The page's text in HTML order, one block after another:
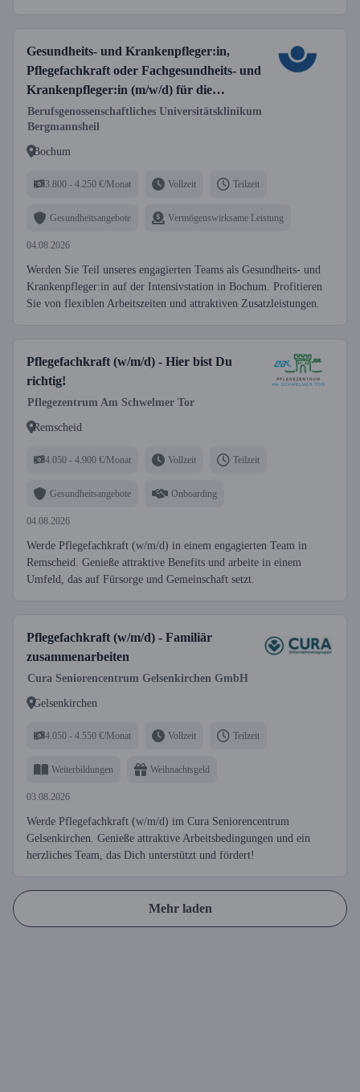
Gesundheits- und Krankenpfleger:in,
Pflegefachkraft oder Fachgesundheits- und
Krankenpfleger:in (m/w/d) für die
Intensivstationen - Werden Sie Teil unseres
Teams
Berufsgenossenschaftliches Universitätsklinikum
Bergmannsheil
Bochum
3.800 - 4.250 €/Monat Vollzeit Teilzeit
Gesundheitsangebote Vermögenswirksame Leistung
04.08.2026
Werden Sie Teil unseres engagierten Teams als Gesundheits- und
Krankenpfleger:in auf der Intensivstation in Bochum. Profitieren
Sie von flexiblen Arbeitszeiten und attraktiven Zusatzleistungen.
Pflegefachkraft (w/m/d) - Hier bist Du
richtig!
Pflegezentrum Am Schwelmer Tor
Remscheid
4.050 - 4.900 €/Monat Vollzeit Teilzeit
Gesundheitsangebote Onboarding
04.08.2026
Werde Pflegefachkraft (w/m/d) in einem engagierten Team in
Remscheid. Genieße attraktive Benefits und arbeite in einem
Umfeld, das auf Fürsorge und Gemeinschaft setzt.
Pflegefachkraft (w/m/d) - Familiär
zusammenarbeiten
Cura Seniorencentrum Gelsenkirchen GmbH
Gelsenkirchen
4.050 - 4.550 €/Monat Vollzeit Teilzeit
Weiterbildungen Weihnachtsgeld
03.08.2026
Werde Pflegefachkraft (w/m/d) im Cura Seniorencentrum
Gelsenkirchen. Genieße attraktive Arbeitsbedingungen und ein
herzliches Team, das Dich unterstützt und fördert!
Mehr laden